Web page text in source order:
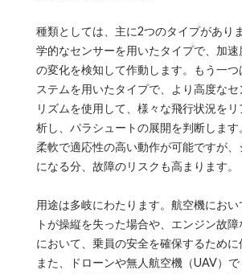
種類としては、主に2つのタイプがあり
学的なセンサーを用いたタイプで、加速
の変化を検知して作動します。もう一
ステムを用いたタイプで、より高度な
リズムを使用して、様々な飛行状況を
析し、パラシュートの展開を判断します
柔軟で適応性の高い動作が可能ですが
になる分、故障のリスクも高まります。
用途は多岐にわたります。航空機におい
トが操縦を失った場合や、エンジン故
において、乗員の安全を確保するために
また、ドローンや無人航空機（UAV）